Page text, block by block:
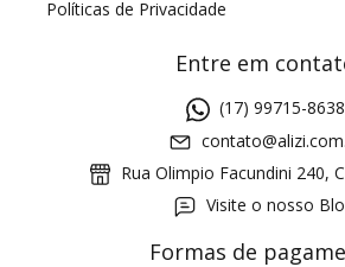
Políticas de Privacidade
Entre em
(17) 99715-8638
Rua Olimpio Facundini 240,
Visite o nosso
Formas de